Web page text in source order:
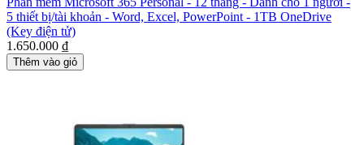
5 thiết bị/tài khoản - Word, Excel, PowerPoint - 1TB OneDrive
(Key điện tử)
1.650.000 ₫
Thêm vào giỏ